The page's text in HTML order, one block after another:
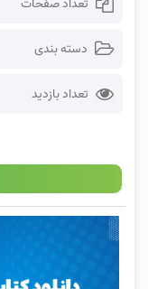
دسته بندی
تعداد بازدید